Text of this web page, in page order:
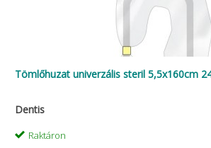
Tömlőhuzat univerzális steril 5,5x160cm
Dentis
Raktáron